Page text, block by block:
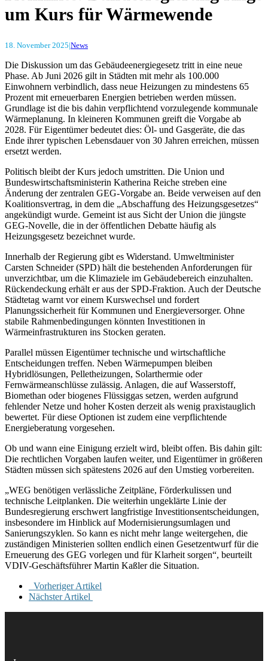
um Kurs für Wärmewende
18. November 2025|News
Die Diskussion um das Gebäudeenergiegesetz tritt in eine neue
Phase. Ab Juni 2026 gilt in Städten mit mehr als 100.000
Einwohnern verbindlich, dass neue Heizungen zu mindestens 65
Prozent mit erneuerbaren Energien betrieben werden müssen.
Grundlage ist die bis dahin verpflichtend vorzulegende kommunale
Wärmeplanung. In kleineren Kommunen greift die Vorgabe ab
2028. Für Eigentümer bedeutet dies: Öl- und Gasgeräte, die das
Ende ihrer typischen Lebensdauer von 30 Jahren erreichen, müssen
ersetzt werden.
Politisch bleibt der Kurs jedoch umstritten. Die Union und
Bundeswirtschaftsministerin Katherina Reiche streben eine
Änderung der zentralen GEG-Vorgabe an. Beide verweisen auf den
Koalitionsvertrag, in dem die „Abschaffung des Heizungsgesetzes“
angekündigt wurde. Gemeint ist aus Sicht der Union die jüngste
GEG-Novelle, die in der öffentlichen Debatte häufig als
Heizungsgesetz bezeichnet wurde.
Innerhalb der Regierung gibt es Widerstand. Umweltminister
Carsten Schneider (SPD) hält die bestehenden Anforderungen für
unverzichtbar, um die Klimaziele im Gebäudebereich einzuhalten.
Rückendeckung erhält er aus der SPD-Fraktion. Auch der Deutsche
Städtetag warnt vor einem Kurswechsel und fordert
Planungssicherheit für Kommunen und Energieversorger. Ohne
stabile Rahmenbedingungen könnten Investitionen in
Wärmeinfrastrukturen ins Stocken geraten.
Parallel müssen Eigentümer technische und wirtschaftliche
Entscheidungen treffen. Neben Wärmepumpen bleiben
Hybridlösungen, Pelletheizungen, Solarthermie oder
Fernwärmeanschlüsse zulässig. Anlagen, die auf Wasserstoff,
Biomethan oder biogenes Flüssiggas setzen, werden aufgrund
fehlender Netze und hoher Kosten derzeit als wenig praxistauglich
bewertet. Für diese Optionen ist zudem eine verpflichtende
Energieberatung vorgesehen.
Ob und wann eine Einigung erzielt wird, bleibt offen. Bis dahin gilt:
Die rechtlichen Vorgaben laufen weiter, und Eigentümer in größeren
Städten müssen sich spätestens 2026 auf den Umstieg vorbereiten.
„WEG benötigen verlässliche Zeitpläne, Förderkulissen und
technische Leitplanken. Die weiterhin ungeklärte Linie der
Bundesregierung erschwert langfristige Investitionsentscheidungen,
insbesondere im Hinblick auf Modernisierungsumlagen und
Sanierungszyklen. So kann es nicht mehr lange weitergehen, die
zuständigen Ministerien sollten endlich einen Gesetzentwurf für die
Erneuerung des GEG vorlegen und für Klarheit sorgen“, beurteilt
VDIV-Geschäftsführer Martin Kaßler die Situation.
Vorheriger Artikel
Nächster Artikel